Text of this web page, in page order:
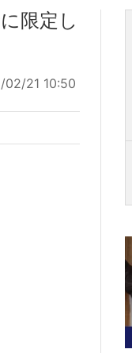
限定し
21 10:50